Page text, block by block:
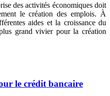
des activités économiques doit
le création des emplois. À
aides et la croissance du
grand vivier pour la création
le crédit bancaire